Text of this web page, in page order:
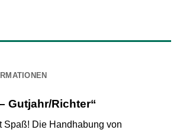
Gutjahr/Richter“
Spaß! Die Handhabung von